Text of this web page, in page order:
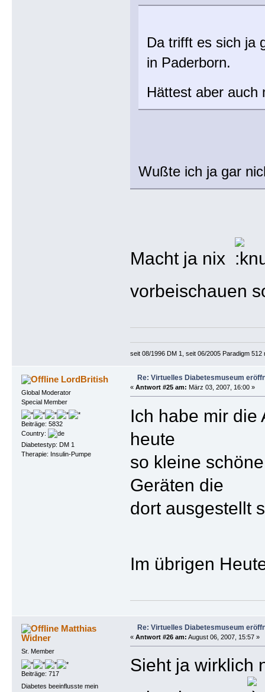
Da trifft es sich ja
in Paderborn.
Hättest aber auch
Wußte ich ja gar
Macht ja nix
vorbeischauen
seit 08/1996 DM 1, seit 06/2005 Paradigm 512
LordBritish
Global Moderator
Special Member
Beiträge: 5832
Country:
Diabetestyp: DM 1
Therapie: Insulin-Pumpe
Re: Virtuelles Diabetesmuseum
« Antwort #25 am: März 03, 2007, 16:00 »
Ich habe mir die
heute
so kleine
Geräten die
dort ausgestellt
Im übrigen
Matthias
Widner
Sr. Member
Beiträge: 717
Diabetes beeinflusste mein
Re: Virtuelles Diabetesmuseum
« Antwort #26 am: August 06, 2007, 15:57 »
Sieht ja wirklich